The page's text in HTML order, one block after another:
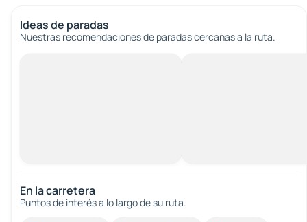
Ideas de paradas
Nuestras recomendaciones de paradas cercanas a la ruta.
En la carretera
Puntos de interés a lo largo de su ruta.